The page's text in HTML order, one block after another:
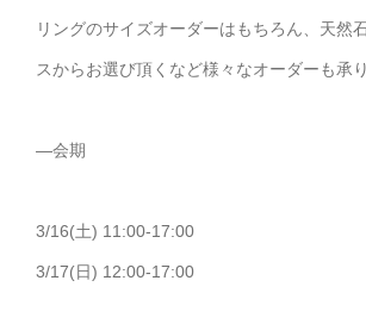
リングのサイズオーダーはもちろん、天然
スからお選び頂くなど様々なオーダーも承
—会期
3/16(土) 11:00-17:00
3/17(日) 12:00-17:00